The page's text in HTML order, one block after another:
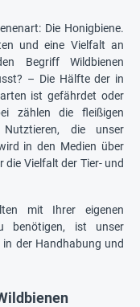
Die Honigbiene.
und eine Vielfalt an
Begriff Wildbienen
– Die Hälfte der in
ist gefährdet oder
zählen die fleißigen
die unser
in den Medien über
Vielfalt der Tier- und
mit Ihrer eigenen
benötigen, ist unser
der Handhabung und